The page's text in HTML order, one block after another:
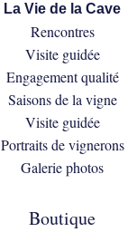
La Vie de la Cave
Rencontres
Visite guidée
Engagement qualité
Saisons de la vigne
Visite guidée
Portraits de vignerons
Galerie photos
Boutique